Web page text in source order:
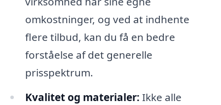
omkostninger, og ved at indhente
flere tilbud, kan du få en bedre
forståelse af det generelle
prisspektrum.
Kvalitet og materialer: Ikke alle